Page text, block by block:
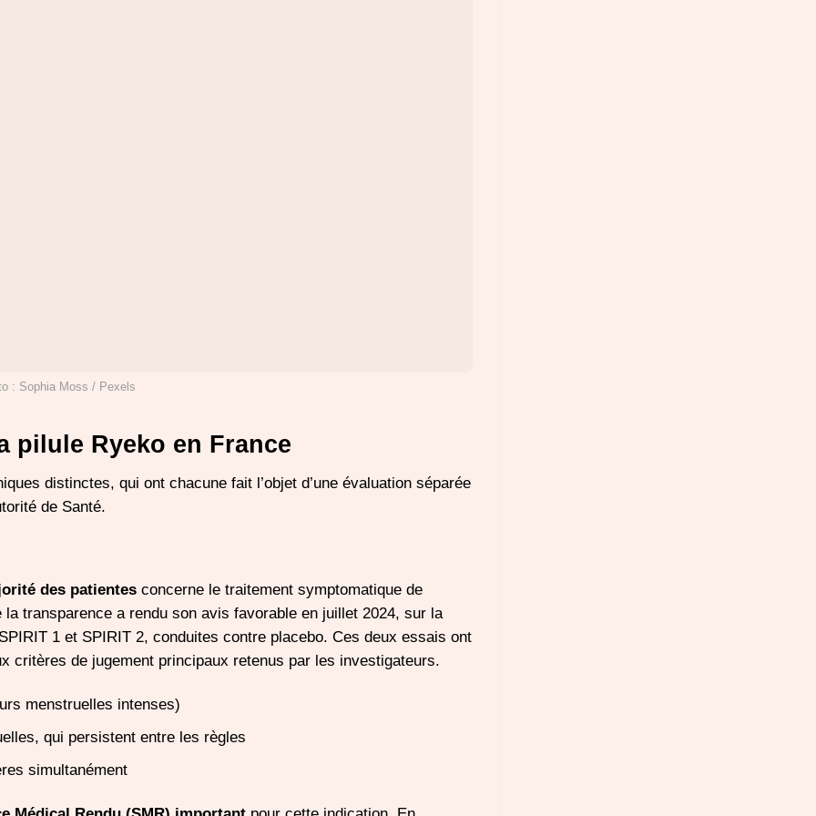
: Sophia Moss / Pexels
pilule Ryeko en France
distinctes, qui ont chacune fait l’objet d’une évaluation séparée
de Santé.
des patientes concerne le traitement symptomatique de
transparence a rendu son avis favorable en juillet 2024, sur la
1 et SPIRIT 2, conduites contre placebo. Ces deux essais ont
critères de jugement principaux retenus par les investigateurs.
menstruelles intenses)
qui persistent entre les règles
simultanément